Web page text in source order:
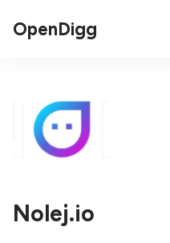
OpenDigg
Nolej.io